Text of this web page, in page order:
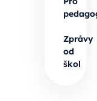
Zprávy
od
škol